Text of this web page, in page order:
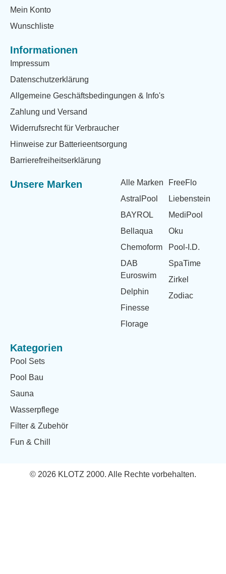
Mein Konto
Wunschliste
Informationen
Impressum
Datenschutzerklärung
Allgemeine Geschäftsbedingungen & Info's
Zahlung und Versand
Widerrufsrecht für Verbraucher
Hinweise zur Batterieentsorgung
Barrierefreiheitserklärung
Unsere Marken
Alle Marken
AstralPool
BAYROL
Bellaqua
Chemoform
DAB
Euroswim
Delphin
Finesse
Florage
FreeFlo
Liebenstein
MediPool
Oku
Pool-I.D.
SpaTime
Zirkel
Zodiac
Kategorien
Pool Sets
Pool Bau
Sauna
Wasserpflege
Filter & Zubehör
Fun & Chill
© 2026 KLOTZ 2000. Alle Rechte vorbehalten.